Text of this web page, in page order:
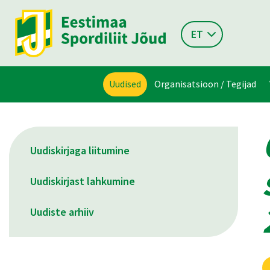
ET
Uudised Organisatsioon / Tegijad
Uudiskirjaga liitumine
Uudiskirjast lahkumine
Uudiste arhiiv